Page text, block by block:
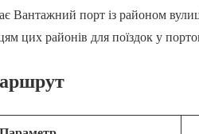
Вантажний порт із районом
цих районів для поїздок у